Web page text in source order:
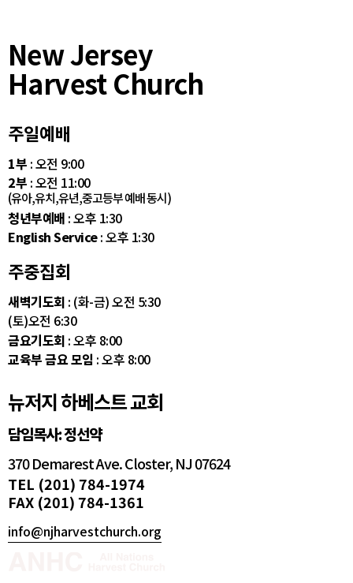
New Jersey
Harvest Church
주일예배
1부 : 오전 9:00
2부 : 오전 11:00
(유아,유치,유년,중고등부 예배 동시)
청년부예배 : 오후 1:30
English Service: 오후 1:30
주중집회
새벽기도회 : (화-금) 오전 5:30
(토)오전 6:30
금요기도회 : 오후 8:00
교육부 금요 모임 : 오후 8:00
뉴저지 하베스트 교회
담임목사: 정선약
370 Demarest Ave. Closter, NJ 07624
TEL (201) 784-1974
FAX (201) 784-1361
info@njharvestchurch.org